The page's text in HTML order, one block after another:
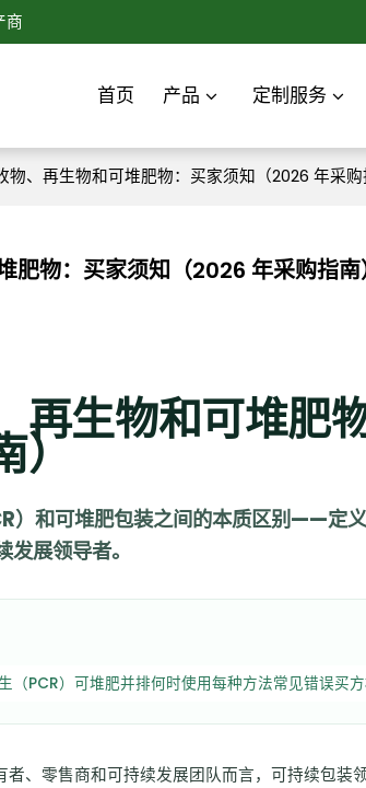
商
首页 产品 定制服务
物、再生物和可堆肥物：买家须知（2026 年采购
肥物：买家须知（2026 年采购指南
再生物和可堆肥
）
）和可堆肥包装之间的本质区别——定
展领导者。
（PCR） 可堆肥并排何时使用每种方法常见错误买
者、零售商和可持续发展团队而言，可持续包装